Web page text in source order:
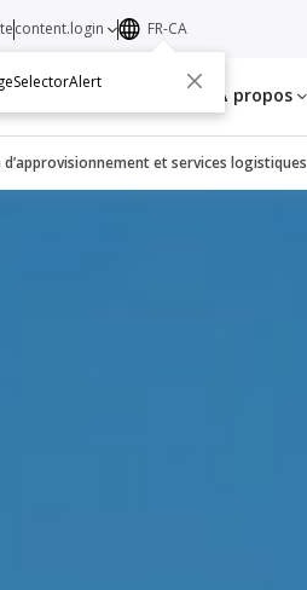
Ressources À propos
content.login FR-CA
d’approvisionnement et services logistiques